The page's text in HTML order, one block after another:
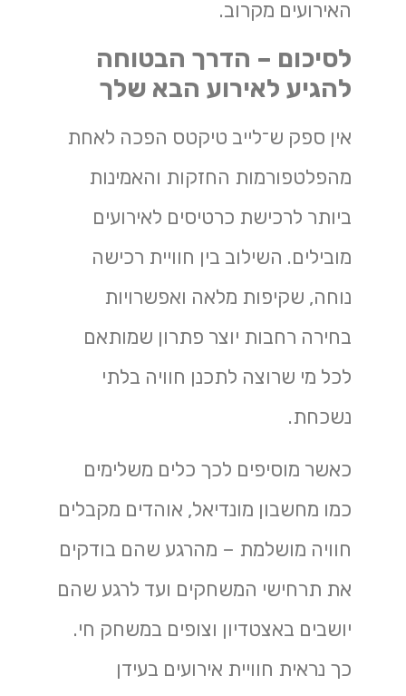
האירועים מקרוב.
לסיכום – הדרך הבטוחה
להגיע לאירוע הבא שלך
אין ספק ש־לייב טיקטס הפכה לאחת
מהפלטפורמות החזקות והאמינות
ביותר לרכישת כרטיסים לאירועים
מובילים. השילוב בין חוויית רכישה
נוחה, שקיפות מלאה ואפשרויות
בחירה רחבות יוצר פתרון שמותאם
לכל מי שרוצה לתכנן חוויה בלתי
נשכחת.
כאשר מוסיפים לכך כלים משלימים
כמו מחשבון מונדיאל, אוהדים מקבלים
חוויה מושלמת – מהרגע שהם בודקים
את תרחישי המשחקים ועד לרגע שהם
יושבים באצטדיון וצופים במשחק חי.
כך נראית חוויית אירועים בעידן